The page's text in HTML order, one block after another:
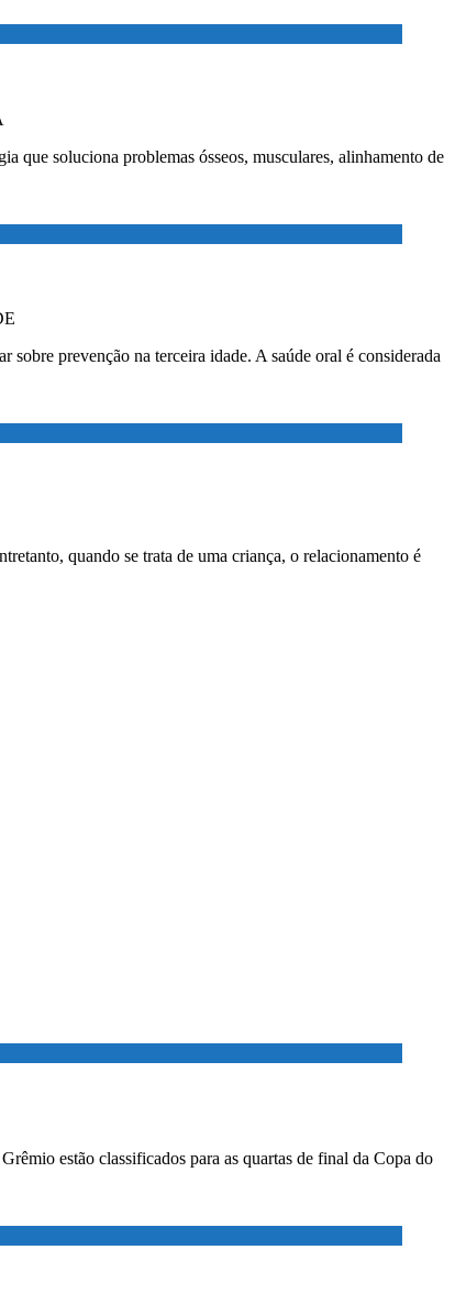
soluciona problemas ósseos, musculares, alinhamento de
prevenção na terceira idade. A saúde oral é considerada
quando se trata de uma criança, o relacionamento é
estão classificados para as quartas de final da Copa do